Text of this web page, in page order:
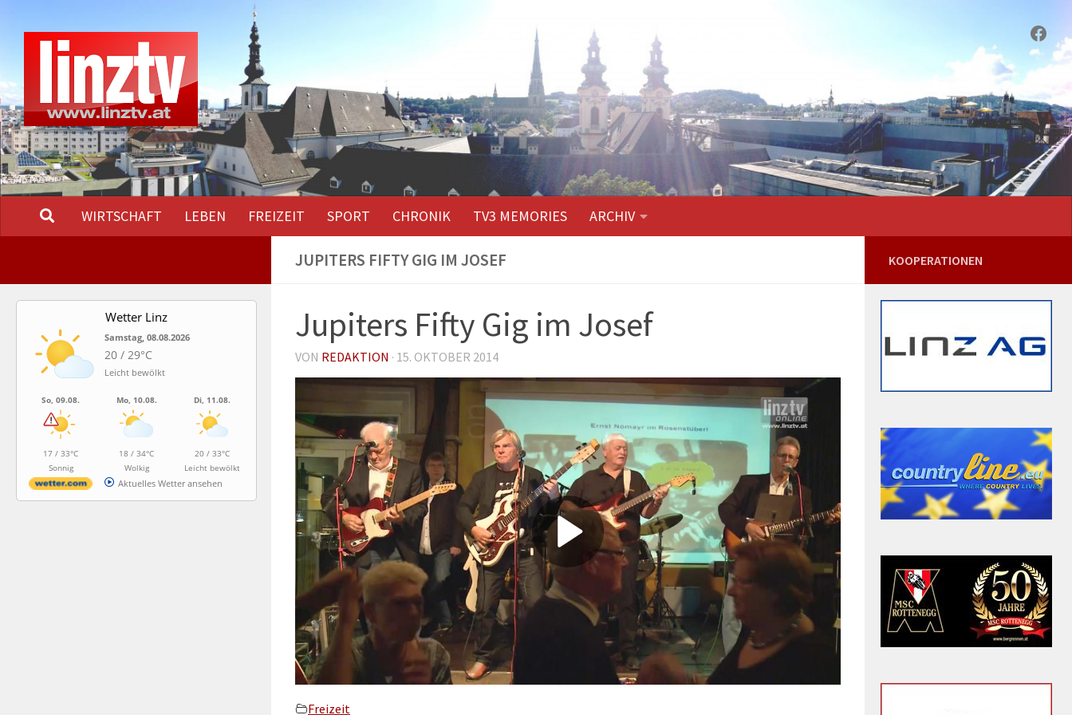
WIRTSCHAFT LEBEN FREIZEIT SPORT CHRONIK TV3 MEMORIES ARCHIV
JUPITERS FIFTY GIG IM JOSEF
Jupiters Fifty Gig im Josef
VON REDAKTION · 15. OKTOBER 2014
Freizeit
Wetter Linz
Samstag, 08.08.2026
20 / 29°C
Leicht bewölkt
So, 09.08.
17 / 33°C
Sonnig
Mo, 10.08.
18 / 34°C
Wolkig
Di, 11.08.
20 / 33°C
Leicht bewölkt
Aktuelles Wetter ansehen
KOOPERATIONEN